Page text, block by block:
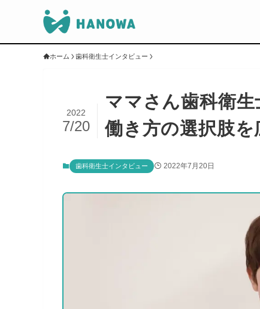
ホーム 歯科衛生士インタビュー
ママさん歯科衛
働き方の選択肢
2022
7/20
歯科衛生士インタビュー 2022年7月20日